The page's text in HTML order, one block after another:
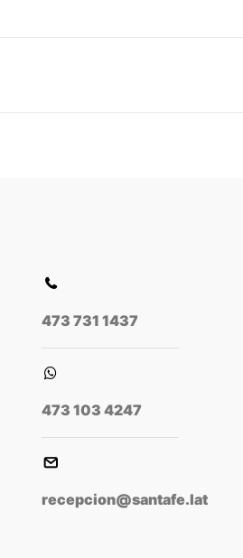
473 731 1437
473 103 4247
recepcion@santafe.lat